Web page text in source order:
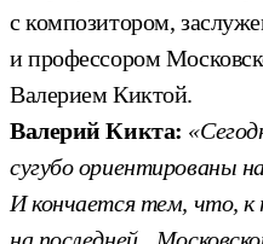
с композитором,
и профессором
Валерием Киктой.
Валерий Кикта:
сугубо ориентированы
И кончается тем, что,